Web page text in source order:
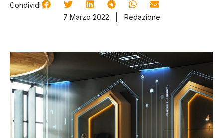
Condividi
7 Marzo 2022
Redazione